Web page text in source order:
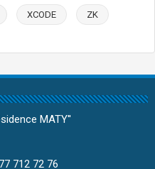
XCODE ZK
MATY''
712 72 76